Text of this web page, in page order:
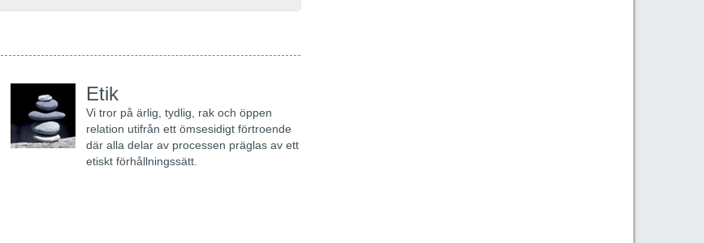
Etik
Vi tror på ärlig, tydlig, rak och öppen
relation utifrån ett ömsesidigt förtroende
där alla delar av processen präglas av ett
etiskt förhållningssätt.